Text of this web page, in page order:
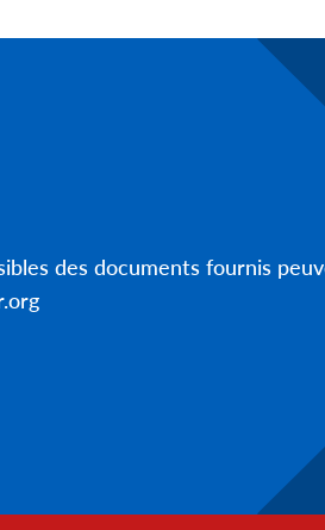
des documents fournis